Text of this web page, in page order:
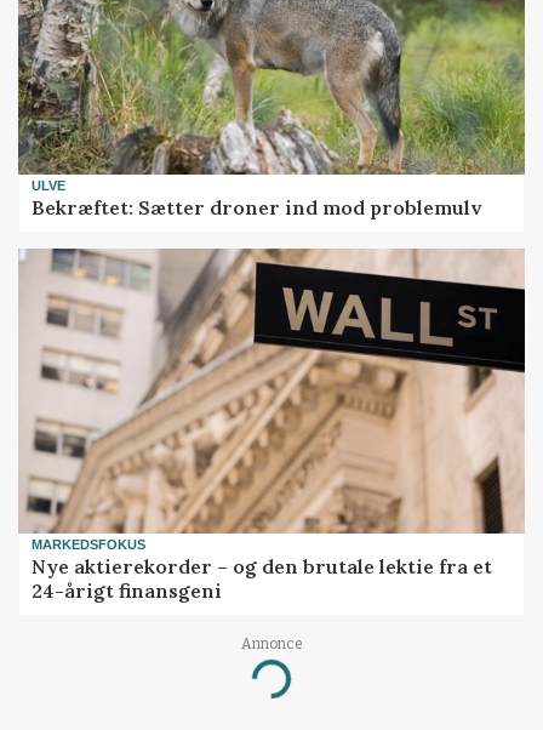
ULVE
Bekræftet: Sætter droner ind mod problemulv
MARKEDSFOKUS
Nye aktierekorder – og den brutale lektie fra et
24-årigt finansgeni
Annonce
Loading...